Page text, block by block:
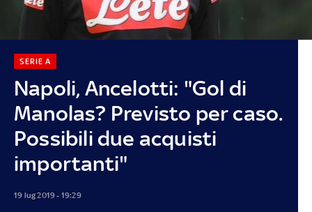
Napoli, Ancelotti: "Gol di
Manolas? Previsto per caso.
Possibili due acquisti
importanti"
SERIE A
19 lug 2019 - 19:29